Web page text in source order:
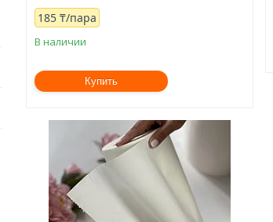
185 ₸/пара
В наличии
Купить